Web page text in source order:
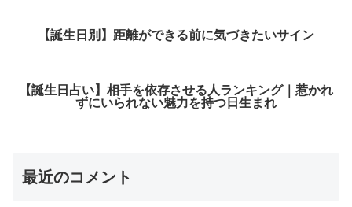
【誕生日別】距離ができる前に気づきたいサイン
【誕生日占い】相手を依存させる人ランキング｜惹かれ
ずにいられない魅力を持つ日生まれ
最近のコメント